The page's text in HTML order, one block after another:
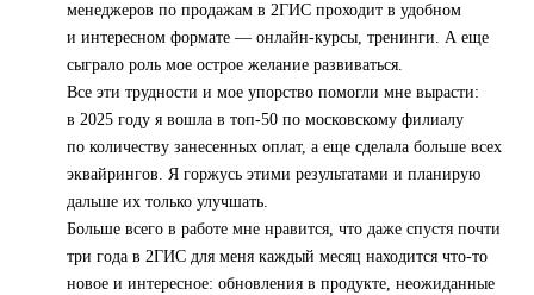
менеджеров по продажам в 2ГИС проходит в удобном
и интересном формате — онлайн-курсы, тренинги. А еще
сыграло роль мое острое желание развиваться.
Все эти трудности и мое упорство помогли мне вырасти:
в 2025 году я вошла в топ‑50 по московскому филиалу
по количеству занесенных оплат, а еще сделала больше всех
эквайрингов. Я горжусь этими результатами и планирую
дальше их только улучшать.
Больше всего в работе мне нравится, что даже спустя почти
три года в 2ГИС для меня каждый месяц находится что-то
новое и интересное: обновления в продукте, неожиданные